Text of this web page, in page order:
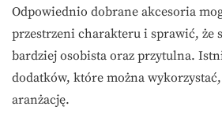
Odpowiednio dobrane akcesoria
przestrzeni charakteru i sprawić, że
bardziej osobista oraz przytulna.
dodatków, które można
aranżację.